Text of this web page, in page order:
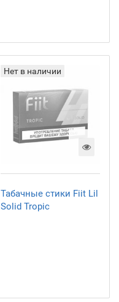
Нет в наличии
Табачные стики Fiit Lil
Solid Tropic